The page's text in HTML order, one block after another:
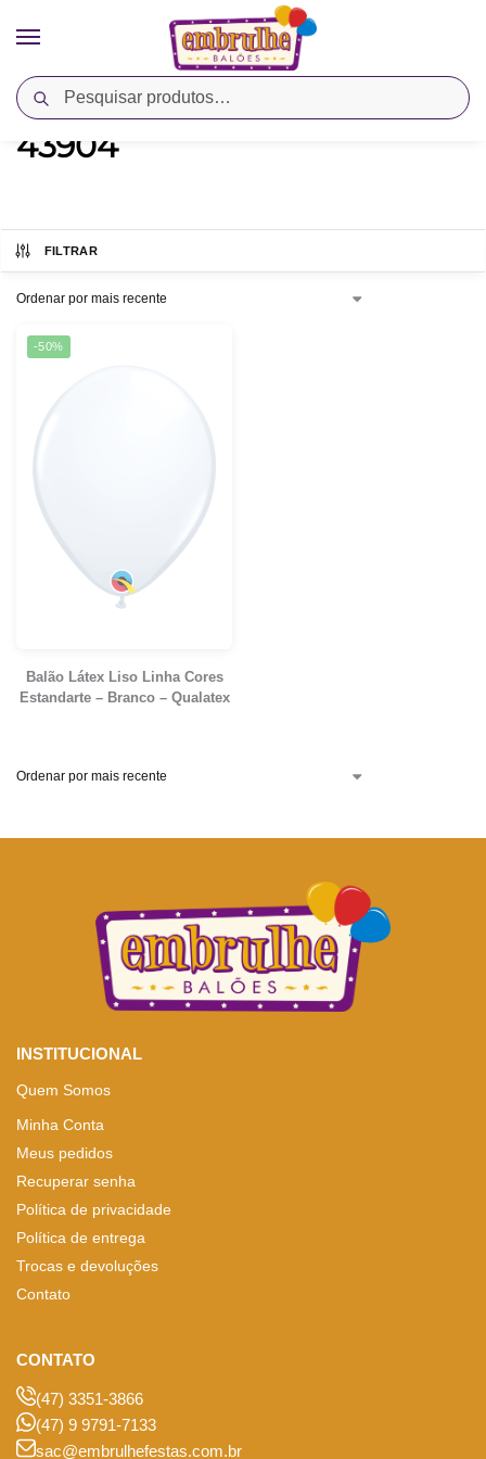
Pesquisar
Início Produtos marcados com a tag “43904”
43904
FILTRAR
-50%
Balão Látex Liso Linha Cores
Estandarte – Branco – Qualatex
INSTITUCIONAL
Quem Somos
Minha Conta
Meus pedidos
Recuperar senha
Política de privacidade
Política de entrega
Trocas e devoluções
Contato
CONTATO
(47) 3351-3866
(47) 9 9791-7133
sac@embrulhefestas.com.br